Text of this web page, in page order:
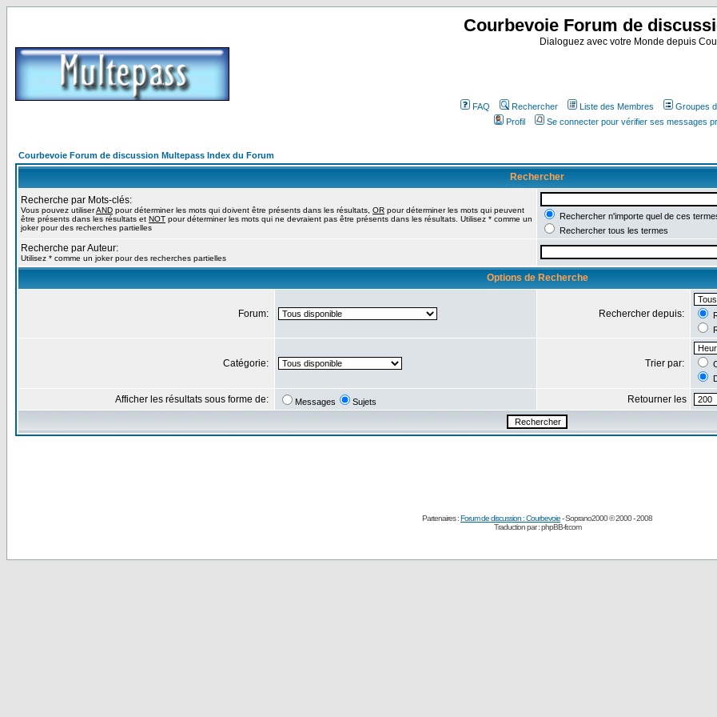
Courbevoie Forum de
Dialoguez avec votre Monde depuis
FAQ Rechercher Liste des Membres Groupes
Profil
Se connecter pour vérifier ses messages
Courbevoie Forum de discussion Multepass Index du Forum
Rechercher
Recherche par Mots-clés:
Vous pouvez utiliserAND pour déterminer les mots qui doivent être présents dans les résultats, OR pour déterminer les mots qui peuvent
être présents dans les résultats et NOT pour déterminer les mots qui ne devraient pas être présents dans les résultats. Utilisez * comme un
joker pour des recherches partielles
Rechercher n'importe quel de ces
Rechercher tous les termes
Recherche par Auteur:
Utilisez * comme un joker pour des recherches partielles
Options de Recherche
Forum: Rechercher depuis:
Catégorie: Trier par:
Afficher les résultats sous forme de: Messages Sujets Retourner les
Partenaires :Forum de discussion : Courbevoie- Soprano2000 © 2000 - 2008
Traduction par :phpBB-fr.com